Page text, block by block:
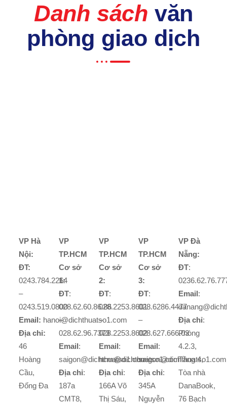
Danh sách văn
phòng giao dịch
VP Hà
Nội:
ĐT:
0243.784.2264
–
0243.519.0800
Email: hanoi@dichthuatso1.com
Địa chỉ:
46
Hoàng
Cầu,
Đống Đa
VP
TP.HCM
Cơ sở
1:
ĐT:
028.62.60.86.86
–
028.62.96.7373
Email:
saigon@dichthuatso1.com
Địa chỉ:
187a
CMT8,
VP
TP.HCM
Cơ sở
2:
ĐT:
028.2253.8601
–
028.2253.8602
Email:
hcm@dichthuatso1.com
Địa chỉ:
166A Võ
Thị Sáu,
VP
TP.HCM
Cơ sở
3:
ĐT:
028.6286.4477
–
028.627.666.03
Email:
saigon@dichthuatso1.com
Địa chỉ:
345A
Nguyễn
VP Đà
Nẵng:
ĐT:
Email:
Địa chỉ:
Phòng
4.2.3,
Tầng 4,
Tòa nhà
DanaBook,
76 Bạch